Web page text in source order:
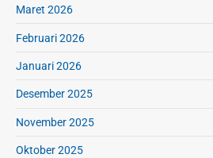
Maret 2026
Februari 2026
Januari 2026
Desember 2025
November 2025
Oktober 2025